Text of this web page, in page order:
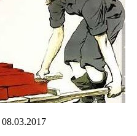
08.03.2017